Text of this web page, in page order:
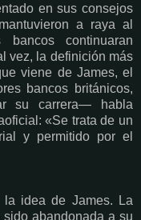
en sus consejos
a raya al
continuaran
vez, la definición más
viene de James, el
bancos británicos,
su carrera— habla
«Se trata de un
y permitido por el
idea de James. La
abandonada a su